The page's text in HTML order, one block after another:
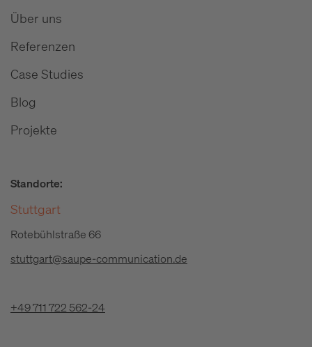
Über uns
Referenzen
Case Studies
Blog
Projekte
Standorte:
Stuttgart
Rotebühlstraße 66
stuttgart@saupe-communication.de
+49 711 722 562-24